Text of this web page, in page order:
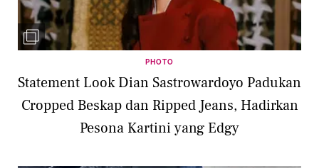
PHOTO
Statement Look Dian Sastrowardoyo Padukan
Cropped Beskap dan Ripped Jeans, Hadirkan
Pesona Kartini yang Edgy